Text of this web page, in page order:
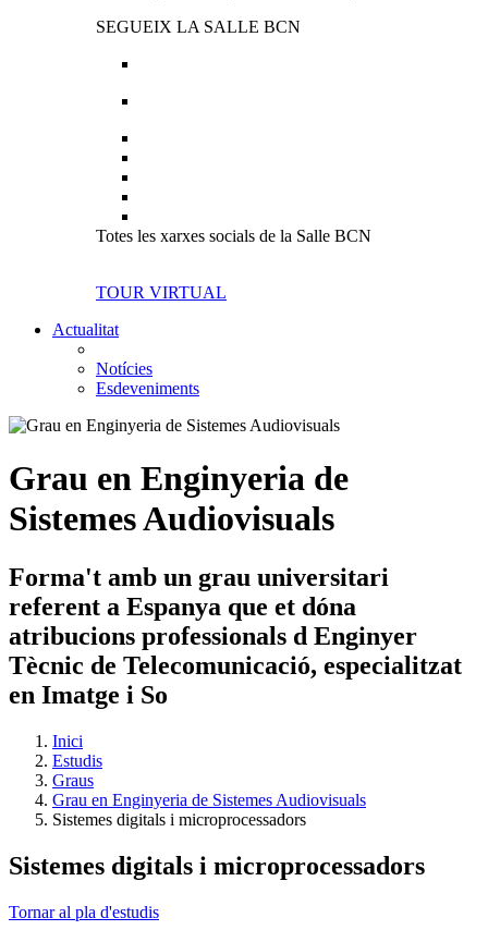
SEGUEIX LA SALLE BCN
Totes les xarxes socials de la Salle BCN
TOUR VIRTUAL
Actualitat
Notícies
Esdeveniments
Grau en Enginyeria de
Sistemes Audiovisuals
Forma't amb un grau universitari
referent a Espanya que et dóna
atribucions professionals d Enginyer
Tècnic de Telecomunicació, especialitzat
en Imatge i So
Inici
Estudis
Graus
Grau en Enginyeria de Sistemes Audiovisuals
Sistemes digitals i microprocessadors
Sistemes digitals i microprocessadors
Tornar al pla d'estudis